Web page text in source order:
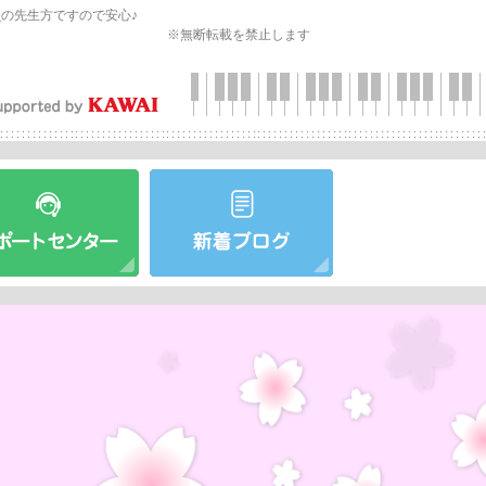
の先生方ですので安心♪
※無断転載を禁止します